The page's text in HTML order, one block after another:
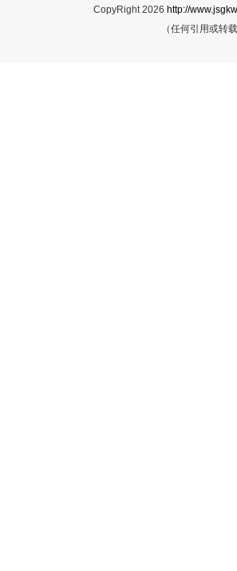
CopyRight 2026 http://
（任何引用或转